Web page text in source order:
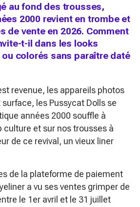
au fond des trousses,
2000 revient en trombe et
de vente en 2026. Comment
t-il dans les looks
colorés sans paraître daté
revenue, les appareils photos
les Pussycat Dolls se
années 2000 souffle à
culture et sur nos trousses à
de ce revival, un vieux liner
de la plateforme de paiement
a vu ses ventes grimper de
le 1er avril et le 31 juillet